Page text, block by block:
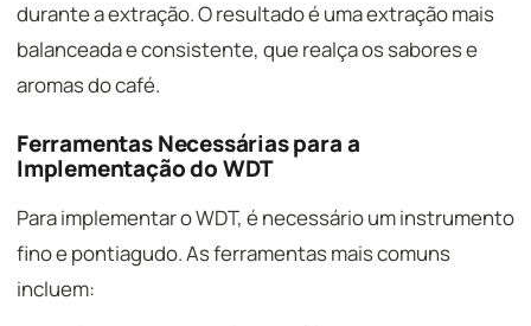
durante a extração. O resultado é uma extração mais
balanceada e consistente, que realça os sabores e
aromas do café.
Ferramentas Necessárias para a
Implementação do WDT
Para implementar o WDT, é necessário um instrumento
fino e pontiagudo. As ferramentas mais comuns
incluem: